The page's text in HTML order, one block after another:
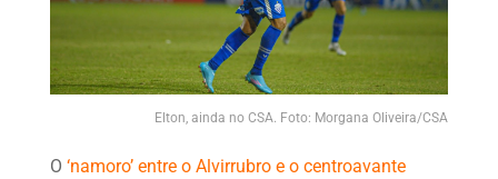
Elton, ainda no CSA. Foto: Morgana Oliveira/CSA
O ‘namoro’ entre o Alvirrubro e o centroavante